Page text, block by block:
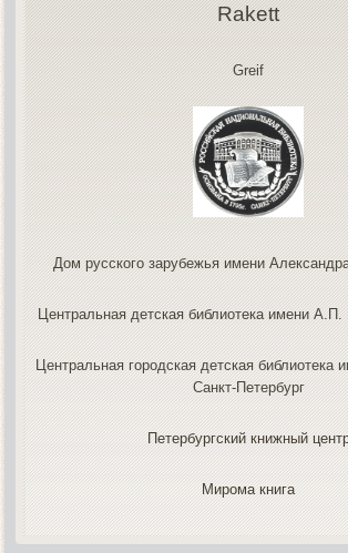
Rakett
Greif
Дом русского зарубежья имени
Центральная детская библиотека имени А.П.
Центральная городская детская
Санкт-Петербург
Петербургский книжный
Мирома книга